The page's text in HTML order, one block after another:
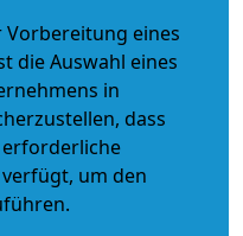
eines
die Auswahl eines
in
dass
um den